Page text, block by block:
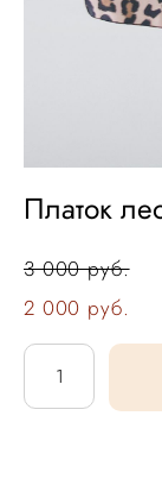
Платок
3 000 pуб.
2 000 pуб.